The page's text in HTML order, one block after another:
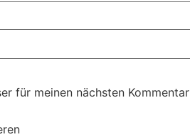
für meinen nächsten Kommentar